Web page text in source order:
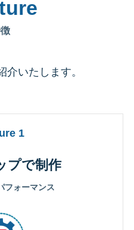
介いたします。
1
プで制作
フォーマンス